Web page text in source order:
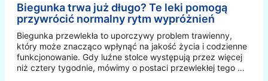
Biegunka trwa już długo? Te leki pomogą
przywrócić normalny rytm wypróżnień
Biegunka przewlekła to uporczywy problem trawienny,
który może znacząco wpłynąć na jakość życia i codzienne
funkcjonowanie. Gdy luźne stolce występują przez więcej
niż cztery tygodnie, mówimy o postaci przewlekłej tego …